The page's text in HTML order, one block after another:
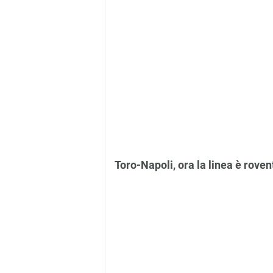
Toro-Napoli, ora la linea è